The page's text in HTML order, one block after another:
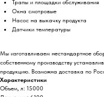
Трапы и площадки обслуживания
Окна смотровые
Насос на выкачку продукта
Датчики температуры
Мы изготавливаем нестандартное
собственному производству
продукцию. Возможна доставка по
Характеристики
Объем, л: 15000